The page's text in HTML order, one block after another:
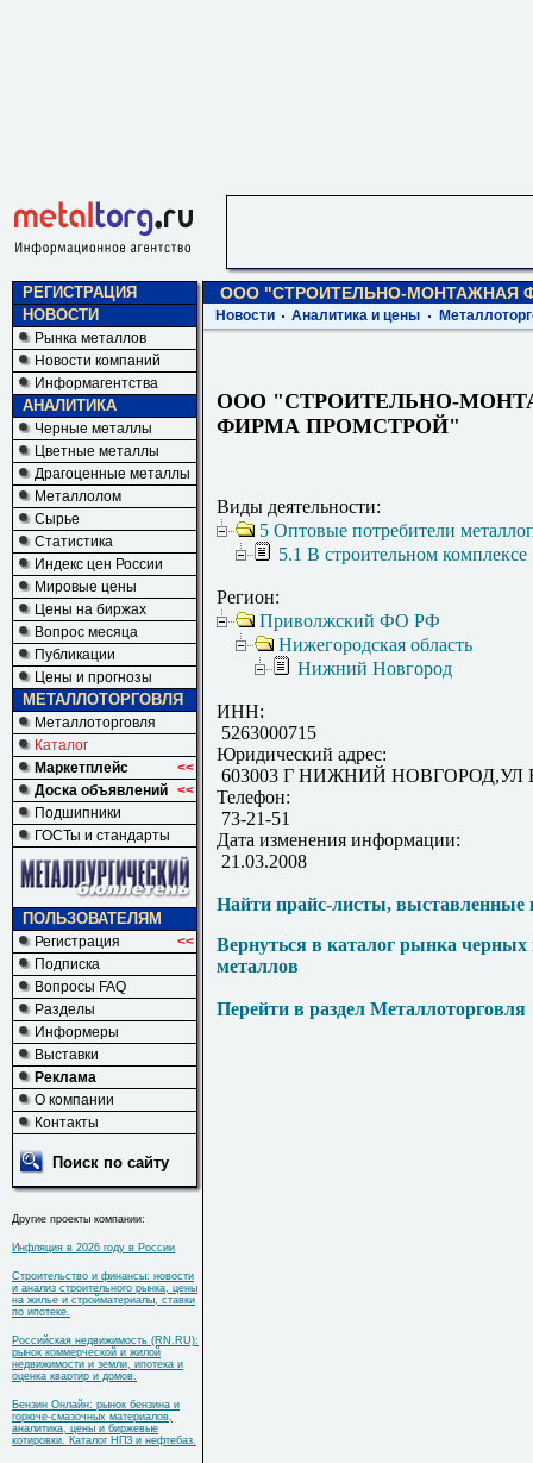
РЕГИСТРАЦИЯ
НОВОСТИ
Рынка металлов
Новости компаний
Информагентства
АНАЛИТИКА
Черные металлы
Цветные металлы
Драгоценные металлы
Металлолом
Сырье
Статистика
Индекс цен России
Мировые цены
Цены на биржах
Вопрос месяца
Публикации
Цены и прогнозы
МЕТАЛЛОТОРГОВЛЯ
Металлоторговля
Каталог
Маркетплейс
<<
Доска объявлений <<
Подшипники
ГОСТы и стандарты
ПОЛЬЗОВАТЕЛЯМ
Регистрация
<<
Подписка
Вопросы FAQ
Разделы
Информеры
Выставки
Реклама
О компании
Контакты
Поиск по сайту
Другие проекты компании:
Инфляция в 2026 году в России
Строительство и финансы: новости
и анализ строительного рынка, цены
на жилье и стройматериалы, ставки
по ипотеке.
Российская недвижимость (RN.RU):
рынок коммерческой и жилой
недвижимости и земли, ипотека и
оценка квартир и домов.
Бензин Онлайн: рынок бензина и
горюче-смазочных материалов,
аналитика, цены и биржевые
котировки. Каталог НПЗ и нефтебаз.
ООО "СТРОИТЕЛЬНО-МОНТАЖНАЯ
Новости Аналитика и цены
ООО "СТРОИТЕЛЬНО-
ФИРМА ПРОМСТРОЙ"
Виды деятельности:
5 Оптовые потребители
5.1 В строительном комплексе
Регион:
Приволжский ФО РФ
Нижегородская область
Нижний Новгород
ИНН:
5263000715
Юридический адрес:
603003 Г НИЖНИЙ НОВГОРОД,УЛ
Телефон:
73-21-51
Дата изменения информации:
21.03.2008
Найти прайс-листы, выставленные
Вернуться в каталог рынка
металлов
Перейти в раздел Металлоторговля